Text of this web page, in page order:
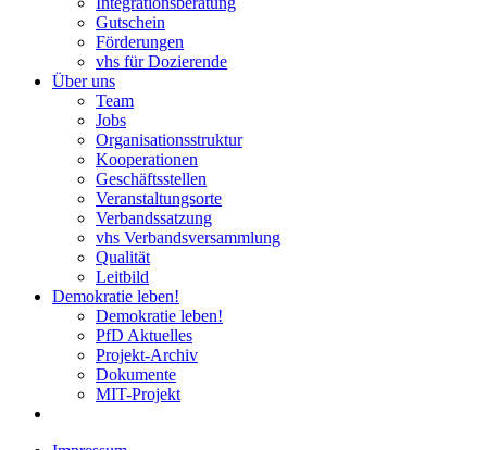
Gutschein
Förderungen
vhs für Dozierende
Über uns
Team
Jobs
Organisationsstruktur
Kooperationen
Geschäftsstellen
Veranstaltungsorte
Verbandssatzung
vhs Verbandsversammlung
Qualität
Leitbild
Demokratie leben!
Demokratie leben!
PfD Aktuelles
Projekt-Archiv
Dokumente
MIT-Projekt